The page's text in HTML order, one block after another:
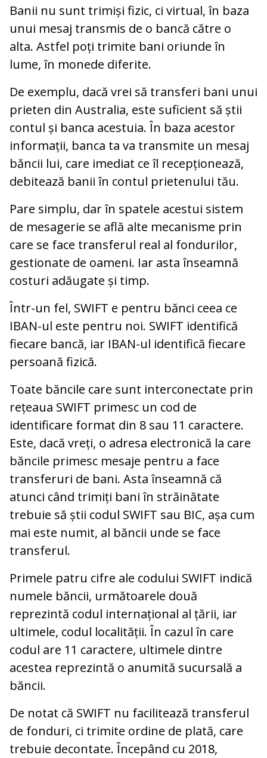
Banii nu sunt trimiși fizic, ci virtual, în baza
unui mesaj transmis de o bancă către o
alta. Astfel poți trimite bani oriunde în
lume, în monede diferite.
De exemplu, dacă vrei să transferi bani unui
prieten din Australia, este suficient să știi
contul și banca acestuia. În baza acestor
informații, banca ta va transmite un mesaj
băncii lui, care imediat ce îl recepționează,
debitează banii în contul prietenului tău.
Pare simplu, dar în spatele acestui sistem
de mesagerie se află alte mecanisme prin
care se face transferul real al fondurilor,
gestionate de oameni. Iar asta înseamnă
costuri adăugate și timp.
Într-un fel, SWIFT e pentru bănci ceea ce
IBAN-ul este pentru noi. SWIFT identifică
fiecare bancă, iar IBAN-ul identifică fiecare
persoană fizică.
Toate băncile care sunt interconectate prin
rețeaua SWIFT primesc un cod de
identificare format din 8 sau 11 caractere.
Este, dacă vreți, o adresa electronică la care
băncile primesc mesaje pentru a face
transferuri de bani. Asta înseamnă că
atunci când trimiți bani în străinătate
trebuie să știi codul SWIFT sau BIC, așa cum
mai este numit, al băncii unde se face
transferul.
Primele patru cifre ale codului SWIFT indică
numele băncii, următoarele două
reprezintă codul internațional al țării, iar
ultimele, codul localității. În cazul în care
codul are 11 caractere, ultimele dintre
acestea reprezintă o anumită sucursală a
băncii.
De notat că SWIFT nu facilitează transferul
de fonduri, ci trimite ordine de plată, care
trebuie decontate. Începând cu 2018,